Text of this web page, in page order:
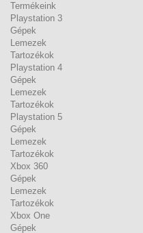
Termékeink
Playstation 3
Gépek
Lemezek
Tartozékok
Playstation 4
Gépek
Lemezek
Tartozékok
Playstation 5
Gépek
Lemezek
Tartozékok
Xbox 360
Gépek
Lemezek
Tartozékok
Xbox One
Gépek